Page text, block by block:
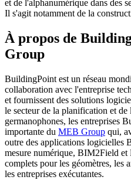
et de l'alphanumérique dans des
Il s'agit notamment de la
À propos de
Group
BuildingPoint est un réseau
collaboration avec l'entreprise
et fournissent des solutions
le secteur de la planification et
germanophones, les entreprises
importante du MEB Group qui,
outre des applications logicielles
mesure numérique, BIM2Field
complets pour les géomètres, les
les entreprises exécutantes.